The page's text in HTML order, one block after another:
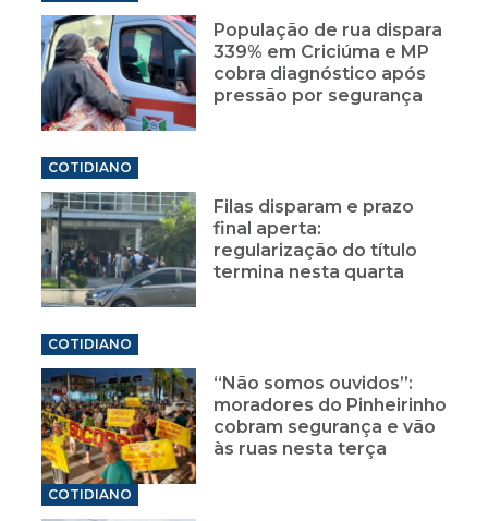
População de rua dispara
339% em Criciúma e MP
cobra diagnóstico após
pressão por segurança
COTIDIANO
Filas disparam e prazo
final aperta:
regularização do título
termina nesta quarta
COTIDIANO
“Não somos ouvidos”:
moradores do Pinheirinho
cobram segurança e vão
às ruas nesta terça
COTIDIANO